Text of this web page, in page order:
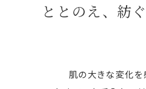
ととのえ、紡
肌の大きな変化を